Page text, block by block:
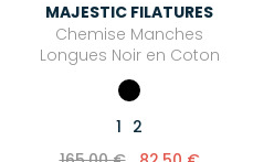
MAJESTIC FILATURES
Chemise Manches
Longues Noir en Coton
1 2